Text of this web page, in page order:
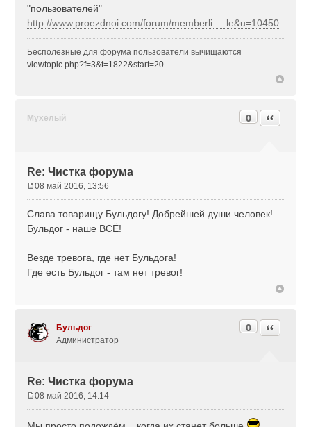
"пользователей"
http://www.proezdnoi.com/forum/memberli ... le&u=10450
Бесполезные для форума пользователи вычищаются
viewtopic.php?f=3&t=1822&start=20
Мухелый
Re: Чистка форума
0 Цитата
о
б
е
н
08 май 2016, 13:56
Слава товарищу Бульдогу! Добрейшей души человек!
Бульдог - наше ВСЁ!
Везде тревога, где нет Бульдога!
Где есть Бульдог - там нет тревог!
Бульдог
Администратор
Re: Чистка форума
0 Цитата
08 май 2016, 14:14